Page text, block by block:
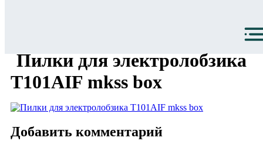
Пилки для электролобзика
Т101AIF mkss box
Добавить комментарий